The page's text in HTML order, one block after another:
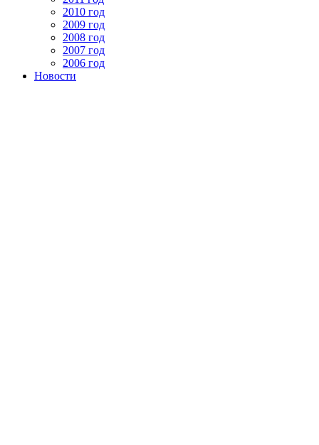
2010 год
2009 год
2008 год
2007 год
2006 год
Новости